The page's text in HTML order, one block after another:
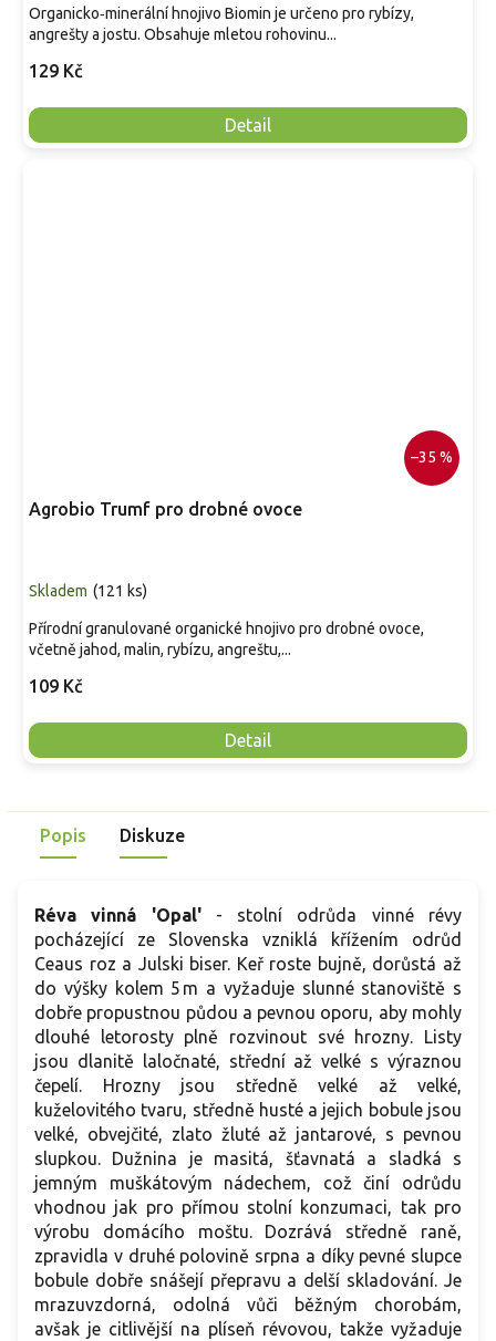
129 Kč
Detail
Organicko‑minerální hnojivo Biomin je určeno pro rybízy,
angrešty a jostu. Obsahuje mletou rohovinu...
–35 %
Agrobio Trumf pro drobné ovoce
Skladem (121 ks)
109 Kč
Detail
Přírodní granulované organické hnojivo pro drobné ovoce,
včetně jahod, malin, rybízu, angreštu,...
Popis Diskuze
Réva vinná 'Opal' - stolní odrůda vinné révy
pocházející ze Slovenska vzniklá křížením odrůd
Ceaus roz a Julski biser. Keř roste bujně, dorůstá až
do výšky kolem 5 m a vyžaduje slunné stanoviště s
dobře propustnou půdou a pevnou oporu, aby mohly
dlouhé letorosty plně rozvinout své hrozny. Listy
jsou dlanitě laločnaté, střední až velké s výraznou
čepelí. Hrozny jsou středně velké až velké,
kuželovitého tvaru, středně husté a jejich bobule jsou
velké, obvejčité, zlato žluté až jantarové, s pevnou
slupkou. Dužnina je masitá, šťavnatá a sladká s
jemným muškátovým nádechem, což činí odrůdu
vhodnou jak pro přímou stolní konzumaci, tak pro
výrobu domácího moštu. Dozrává středně raně,
zpravidla v druhé polovině srpna a díky pevné slupce
bobule dobře snášejí přepravu a delší skladování. Je
mrazuvzdorná, odolná vůči běžným chorobám,
avšak je citlivější na plíseň révovou, takže vyžaduje